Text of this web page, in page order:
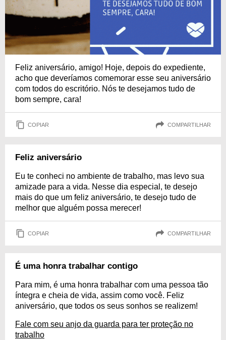
Feliz aniversário, amigo! Hoje, depois do expediente,
acho que deveríamos comemorar esse seu aniversário
com todos do escritório. Nós te desejamos tudo de
bom sempre, cara!
COPIAR COMPARTILHAR
Feliz aniversário
Eu te conheci no ambiente de trabalho, mas levo sua
amizade para a vida. Nesse dia especial, te desejo
mais do que um feliz aniversário, te desejo tudo de
melhor que alguém possa merecer!
COPIAR COMPARTILHAR
É uma honra trabalhar contigo
Para mim, é uma honra trabalhar com uma pessoa tão
íntegra e cheia de vida, assim como você. Feliz
aniversário, que todos os seus sonhos se realizem!
Fale com seu anjo da guarda para ter proteção no
trabalho